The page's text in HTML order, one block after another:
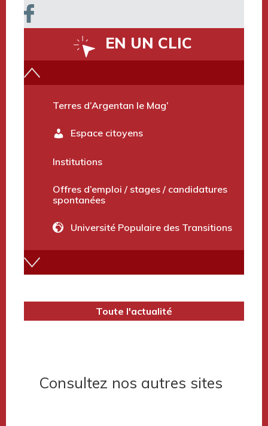
EN UN CLIC
Terres d’Argentan le Mag’
spontanées
Université Populaire des Transitions
Annuaire des services
Marchés publics et avis divers
Toute l'actualité
Consultez nos autres sites